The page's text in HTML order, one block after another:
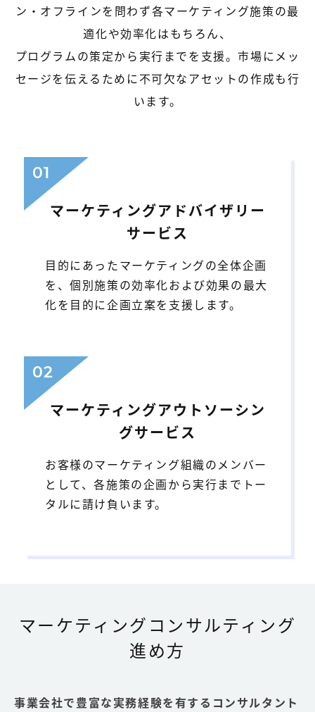
ン・オフラインを問わず各マーケティング施策の最
適化や効率化はもちろん、
プログラムの策定から実行までを支援。市場にメッ
セージを伝えるために不可欠なアセットの作成も行
います。
01
マーケティングアドバイザリー
サービス
目的にあったマーケティングの全体企画
を、個別施策の効率化および効果の最大
化を目的に企画立案を支援します。
02
マーケティングアウトソーシン
グサービス
お客様のマーケティング組織のメンバー
として、各施策の企画から実行までトー
タルに請け負います。
マーケティングコンサルティング
進め方
事業会社で豊富な実務経験を有するコンサルタント